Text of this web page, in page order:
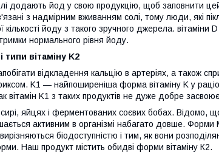
додають йод у свою продукцію, щоб заповнити
з надмірним вживанням солі, тому люди, які
кількості йоду з такого зручного джерела. вітаміни
нормального рівня йоду.
типи вітаміну K2
відкладення кальцію в артеріях, а також
K1 — найпоширеніша форма вітаміну K у
вітамін K1 з таких продуктів не дуже добре
сирі, яйцях і ферментованих соєвих бобах. Відомо,
активним в організмі набагато довше. Форми
біодоступністю і тим, як вони
Наш продукт містить обидві форми вітаміну К2.